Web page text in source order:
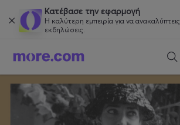
Κατέβασε την εφαρμογή
Η καλύτερη εμπειρία για να ανακαλύπτεις
εκδηλώσεις.